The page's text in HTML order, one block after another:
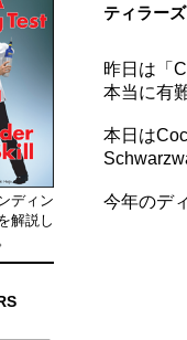
ティラー
昨日は「
本当に有
本日は
今年のデ
ディン
解説し